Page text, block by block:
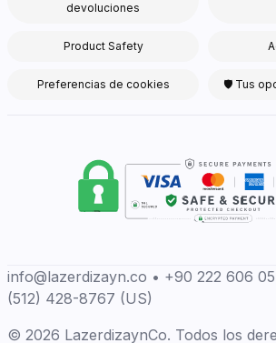
devoluciones
Product Safety
Preferencias de cookies 🛡 Tus
info@lazerdizayn.co • +90 222 606
(512) 428-8767 (US)
© 2026 LazerdizaynCo. Todos los